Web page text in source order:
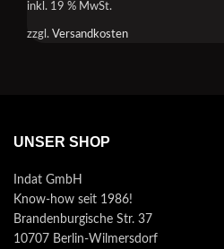
inkl. 19 % MwSt.
zzgl. Versandkosten
UNSER SHOP
Indat GmbH
Know-how seit 1986!
Brandenburgische Str. 37
10707 Berlin-Wilmersdorf